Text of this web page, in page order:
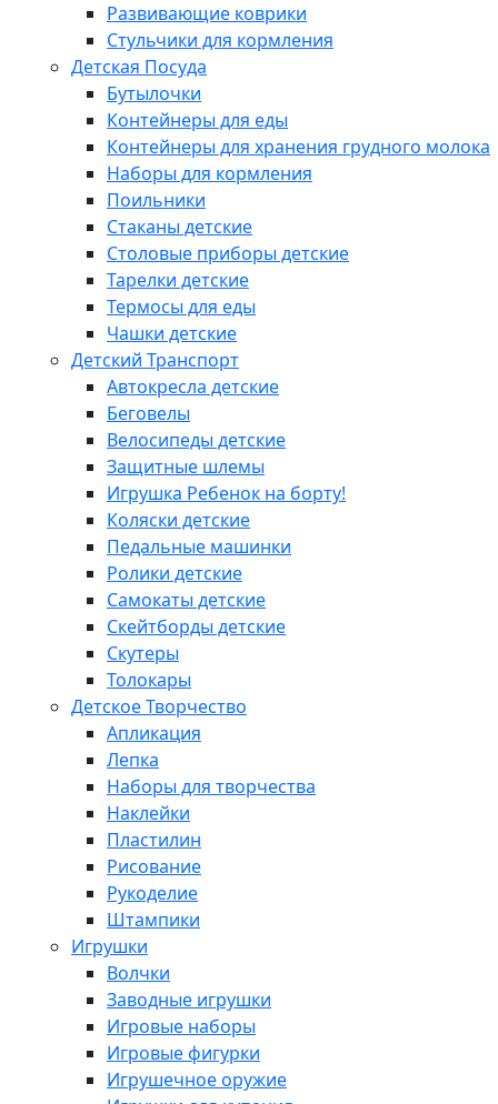
Развивающие коврики
Стульчики для кормления
Детская Посуда
Бутылочки
Контейнеры для еды
Контейнеры для хранения грудного молока
Наборы для кормления
Поильники
Стаканы детские
Столовые приборы детские
Тарелки детские
Термосы для еды
Чашки детские
Детский Транспорт
Автокресла детские
Беговелы
Велосипеды детские
Защитные шлемы
Игрушка Ребенок на борту!
Коляски детские
Педальные машинки
Ролики детские
Самокаты детские
Скейтборды детские
Скутеры
Толокары
Детское Творчество
Апликация
Лепка
Наборы для творчества
Наклейки
Пластилин
Рисование
Рукоделие
Штампики
Игрушки
Волчки
Заводные игрушки
Игровые наборы
Игровые фигурки
Игрушечное оружие